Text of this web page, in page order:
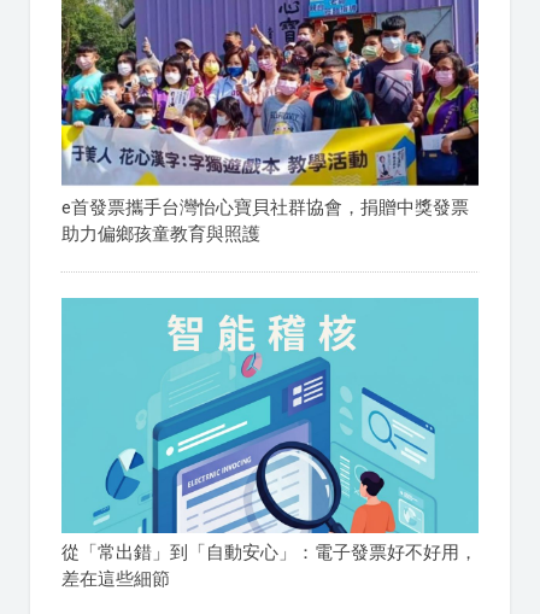
e首發票攜手台灣怡心寶貝社群協會，捐贈中獎發票
助力偏鄉孩童教育與照護
從「常出錯」到「自動安心」：電子發票好不好用，
差在這些細節